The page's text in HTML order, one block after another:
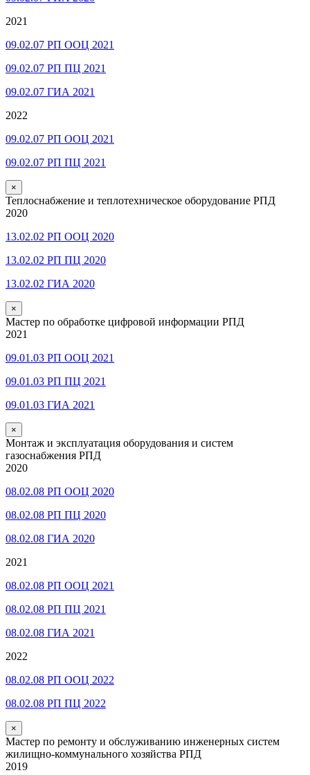
2021
09.02.07 РП ООЦ 2021
09.02.07 РП ПЦ 2021
09.02.07 ГИА 2021
2022
09.02.07 РП ООЦ 2021
09.02.07 РП ПЦ 2021
×
Теплоснабжение и теплотехническое оборудование РПД
2020
13.02.02 РП ООЦ 2020
13.02.02 РП ПЦ 2020
13.02.02 ГИА 2020
×
Мастер по обработке цифровой информации РПД
2021
09.01.03 РП ООЦ 2021
09.01.03 РП ПЦ 2021
09.01.03 ГИА 2021
×
Монтаж и эксплуатация оборудования и систем
газоснабжения РПД
2020
08.02.08 РП ООЦ 2020
08.02.08 РП ПЦ 2020
08.02.08 ГИА 2020
2021
08.02.08 РП ООЦ 2021
08.02.08 РП ПЦ 2021
08.02.08 ГИА 2021
2022
08.02.08 РП ООЦ 2022
08.02.08 РП ПЦ 2022
×
Мастер по ремонту и обслуживанию инженерных систем
жилищно-коммунального хозяйства РПД
2019